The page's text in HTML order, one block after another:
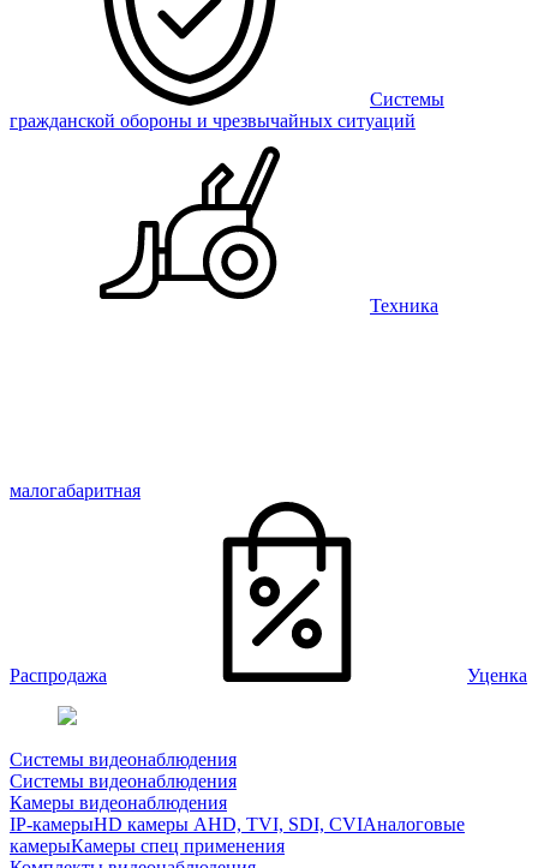
Системы
гражданской обороны и чрезвычайных ситуаций
Техника
малогабаритная
Распродажа Уценка
Системы видеонаблюдения
Системы видеонаблюдения
Камеры видеонаблюдения
IP-камерыHD камеры AHD, TVI, SDI, CVIАналоговые
камерыКамеры спец применения